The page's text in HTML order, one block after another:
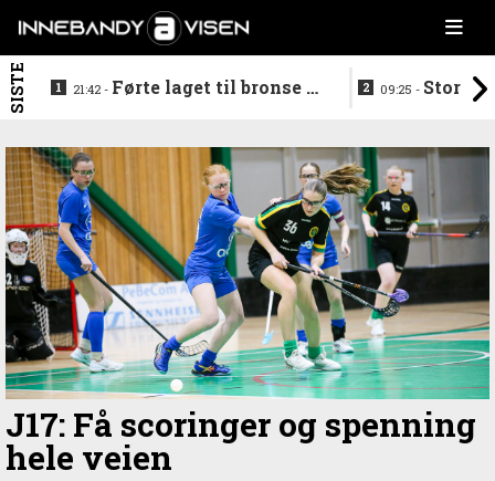
SISTE 21:42 - Førte laget til bronse -
09:25 -
J17: Få scoringer og spenning
hele veien